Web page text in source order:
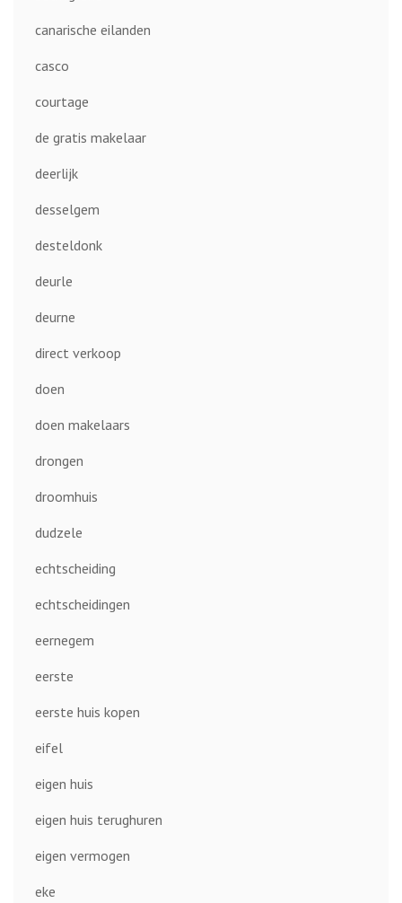
canarische eilanden
casco
courtage
de gratis makelaar
deerlijk
desselgem
desteldonk
deurle
deurne
direct verkoop
doen
doen makelaars
drongen
droomhuis
dudzele
echtscheiding
echtscheidingen
eernegem
eerste
eerste huis kopen
eifel
eigen huis
eigen huis terughuren
eigen vermogen
eke